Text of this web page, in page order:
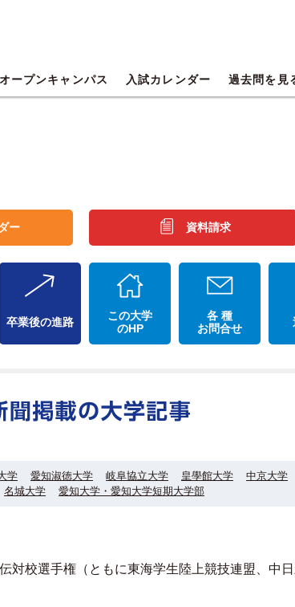
オープンキャンパス 入試カレンダー 過去問を見
ー 資料請求
卒業後の進路
この大学
のHP
各 種
お問合せ
学 愛知淑徳大学 岐阜協立大学 皇學館大学 中京大学
名城大学 愛知大学・愛知大学短期大学部
校選手権（ともに東海学生陸上競技連盟、中